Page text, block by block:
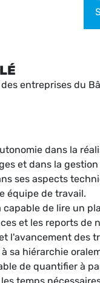
entreprises du
dans la
et dans la
ses aspects
équipe de travail.
capable de lire un
et les reports de
l'avancement des
sa hiérarchie
de quantifier à
temps